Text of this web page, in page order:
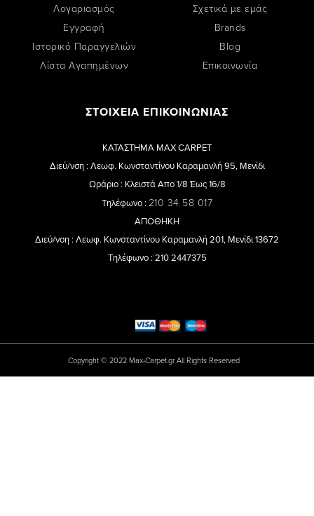
Λογαριασμός
Εγγραφή
Ιστορικό Παραγγελιών
Λίστα Αγαπημένων
Σχετικά με εμάς
Brands
Blog
Επικοινωνία
ΣΤΟΙΧΕΙΑ ΕΠΙΚΟΙΝΩΝΙΑΣ
ΚΑΤΑΣΤΗΜΑ MAX CARPET
Διεύ/νση : Λεωφ. Κωνσταντίνου Καραμανλή 95, Μενίδι
Ωράριο : Κλειστά Απο 1/8 Έως 16/8
Τηλέφωνο : 210 34 58 017
ΑΠΟΘΗΚΗ
Διεύ/νση : Λεωφ. Κωνσταντίνου Καραμανλή 201, Μενίδι 13672
Τηλέφωνο : 210 2447375
Copyright © 2022 Max-Carpet.gr All Rights Reserved